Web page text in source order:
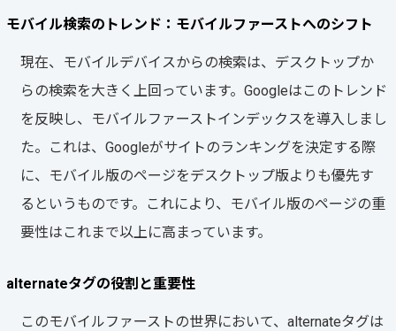
モバイル検索のトレンド：モバイルファーストへのシフト
現在、モバイルデバイスからの検索は、デスクトップか
らの検索を大きく上回っています。Googleはこのトレンド
を反映し、モバイルファーストインデックスを導入しまし
た。これは、Googleがサイトのランキングを決定する際
に、モバイル版のページをデスクトップ版よりも優先す
るというものです。これにより、モバイル版のページの重
要性はこれまで以上に高まっています。
alternateタグの役割と重要性
このモバイルファーストの世界において、alternateタグは